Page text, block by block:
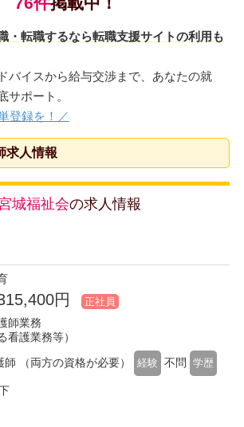
・転職するなら転職支援サイトの利用も
バイスから給与交渉まで、あなたの就
サポート。
登録を！／
求人情報
城福祉会の求人情報
円 正社員
師業務
看護業務等）
師 （両方の資格が必要） 経験 不問 学歴